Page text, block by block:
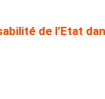
de l’Etat